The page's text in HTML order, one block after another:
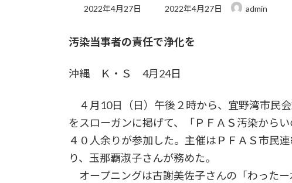
2022年4月27日
最
新
:
2022年4月27日 admin
汚染当事者の責任で浄化を
沖縄 Ｋ・Ｓ 4月24日
４月10日（日）午後２時から、宜野湾市民
をスローガンに掲げて、「ＰＦＡＳ汚染から
４０人余りが参加した。主催はＰＦＡＳ市民
り、玉那覇淑子さんが務めた。
オープニングは古謝美佐子さんの「わった